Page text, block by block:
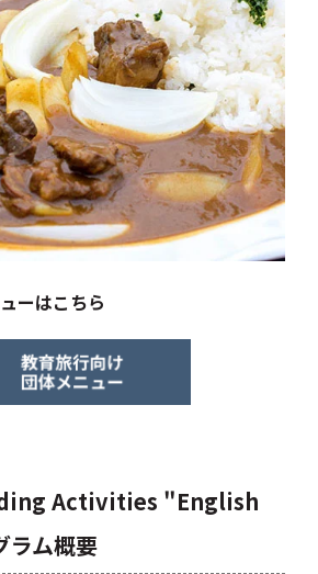
ーはこちら
Activities "English
ム概要